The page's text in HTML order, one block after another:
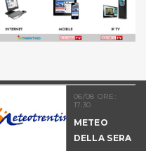
06/08 ORE:
17.30
METEO
DELLA SERA